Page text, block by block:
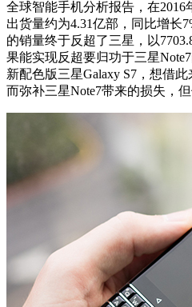
全球智能手机分析报告，在
出货量约为4.31亿部，同比增长
的销量终于反超了三星，以
果能实现反超要归功于三星
新配色版三星Galaxy S7，想借
而弥补三星Note7带来的损失，